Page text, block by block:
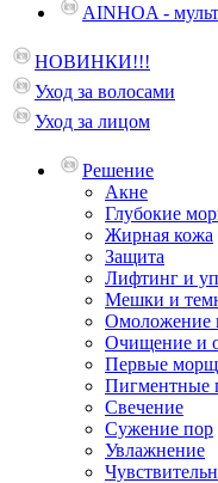
AINHOA -
НОВИНКИ!!!
Уход за волосами
Уход за лицом
Решение
Акне
Глубокие
Жирная кожа
Защита
Лифтинг и
Мешки и
Омоложение
Очищение и
Первые
Пигментные
Свечение
Сужение пор
Увлажнение